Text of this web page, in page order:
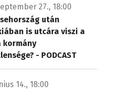
27., 18:00
után
is utcára viszi a
kormány
- PODCAST
14., 18:00